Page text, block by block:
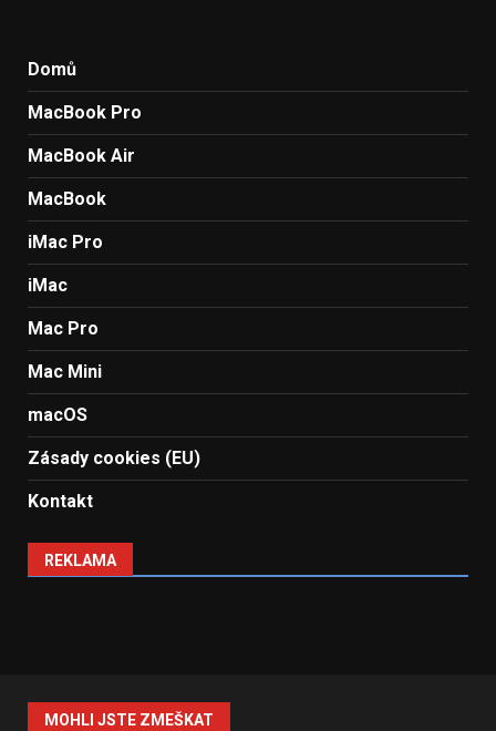
Domů
MacBook Pro
MacBook Air
MacBook
iMac Pro
iMac
Mac Pro
Mac Mini
macOS
Zásady cookies (EU)
Kontakt
REKLAMA
MOHLI JSTE ZMEŠKAT